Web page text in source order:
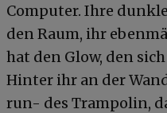
Computer. Ihre
den Raum, ihr
hat den Glow, den
Hinter ihr an der
run- des Trampolin,